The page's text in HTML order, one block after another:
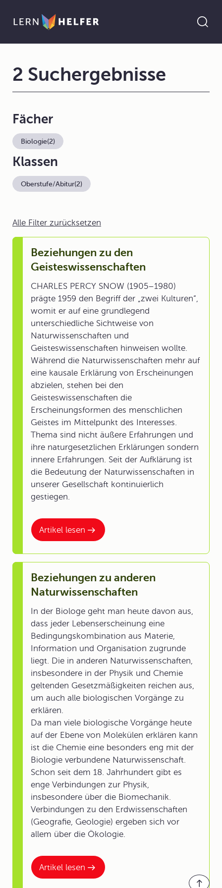
Alle Filter zurücksetzen
Artikel lesen
Beziehungen zu den
Geisteswissenschaften
CHARLES PERCY SNOW (1905–1980)
prägte 1959 den Begriff der „zwei Kulturen“,
womit er auf eine grundlegend
unterschiedliche Sichtweise von
Naturwissenschaften und
Geisteswissenschaften hinweisen wollte.
Während die Naturwissenschaften mehr auf
eine kausale Erklärung von Erscheinungen
abzielen, stehen bei den
Geisteswissenschaften die
Erscheinungsformen des menschlichen
Geistes im Mittelpunkt des Interesses.
Thema sind nicht äußere Erfahrungen und
ihre naturgesetzlichen Erklärungen sondern
innere Erfahrungen. Seit der Aufklärung ist
die Bedeutung der Naturwissenschaften in
unserer Gesellschaft kontinuierlich
gestiegen.
Artikel lesen
Beziehungen zu anderen
Naturwissenschaften
In der Biologe geht man heute davon aus,
dass jeder Lebenserscheinung eine
Bedingungskombination aus Materie,
Information und Organisation zugrunde
liegt. Die in anderen Naturwissenschaften,
insbesondere in der Physik und Chemie
geltenden Gesetzmäßigkeiten reichen aus,
um auch alle biologischen Vorgänge zu
erklären.
Da man viele biologische Vorgänge heute
auf der Ebene von Molekülen erklären kann
ist die Chemie eine besonders eng mit der
Biologie verbundene Naturwissenschaft.
Schon seit dem 18. Jahrhundert gibt es
enge Verbindungen zur Physik,
insbesondere über die Biomechanik.
Verbindungen zu den Erdwissenschaften
(Geografie, Geologie) ergeben sich vor
allem über die Ökologie.
2 Suchergebnisse
Fächer
Biologie(2)
Klassen
Oberstufe/Abitur(2)